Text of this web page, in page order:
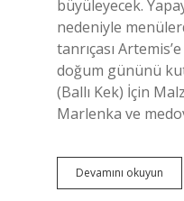
büyüleyecek.
nedeniyle
tanrıçası
doğum gününü
(Ballı Kek) İçin
Marlenka ve
Devamını okuyun
Pasta